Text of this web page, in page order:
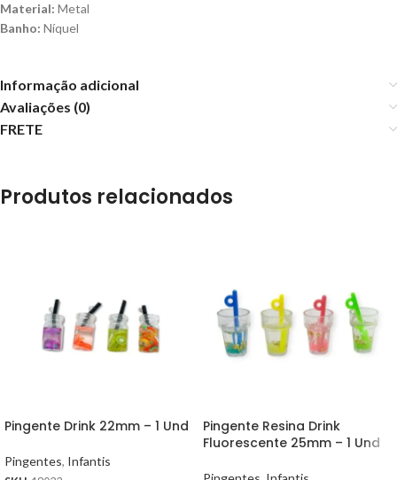
Material: Metal
Banho: Níquel
Informação adicional
Avaliações (0)
FRETE
Produtos relacionados
Pingente Drink 22mm – 1 Und
Pingentes, Infantis
Pingente Resina Drink
Fluorescente 25mm – 1 Und